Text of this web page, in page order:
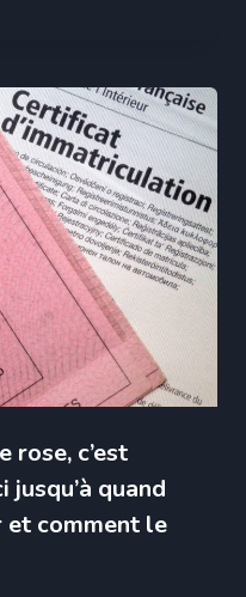
rose, c’est
quand
et comment le